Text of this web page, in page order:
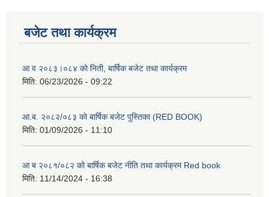
बजेट तथा कार्यक्रम
आ व २०८३।०८४ को निती, बार्षिक बजेट तथा कार्यक्रम
मिति: 06/23/2026 - 09:22
आ.ब. २०८२/०८३ को बार्षिक बजेट पुस्तिका (RED BOOK)
मिति: 01/09/2026 - 11:10
आ ब २०८१/०८२ को बार्षिक बजेट नीति तथा कार्यक्रम Red book
मिति: 11/14/2024 - 16:38